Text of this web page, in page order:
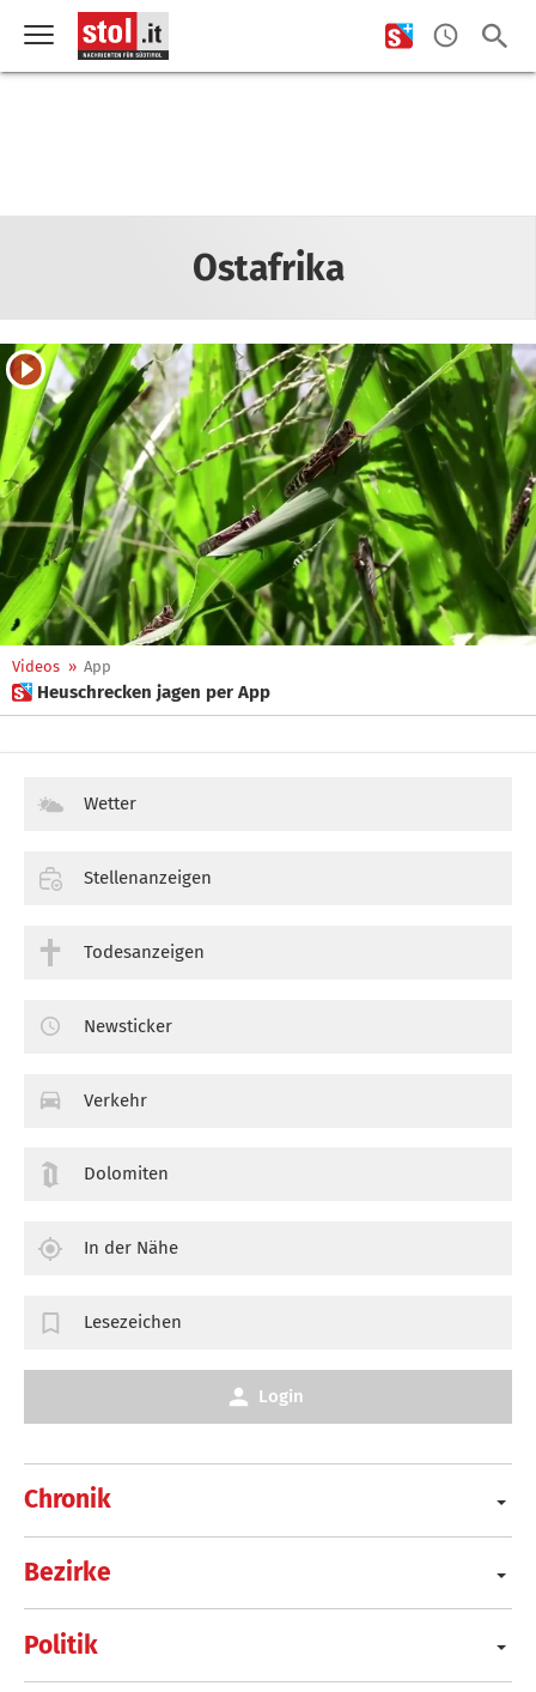
Ostafrika
Videos » App
 Heuschrecken jagen per App
Chronik
Bezirke
Politik
Wetter
Stellenanzeigen
Todesanzeigen
Newsticker
Verkehr
Dolomiten
In der Nähe
Lesezeichen
Login